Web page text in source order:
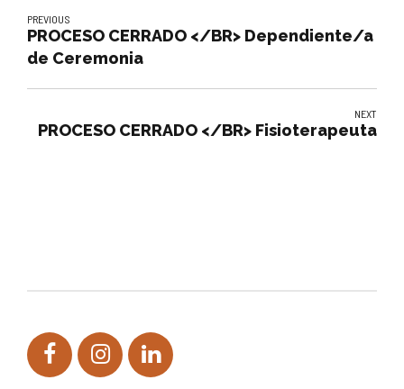
PREVIOUS
PROCESO CERRADO </BR> Dependiente/a
de Ceremonia
NEXT
PROCESO CERRADO </BR> Fisioterapeuta